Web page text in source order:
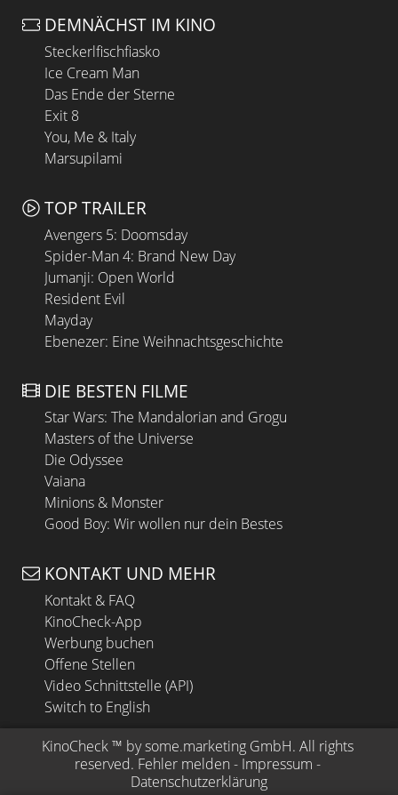
DEMNÄCHST IM KINO
Steckerlfischfiasko
Ice Cream Man
Das Ende der Sterne
Exit 8
You, Me & Italy
Marsupilami
TOP TRAILER
Avengers 5: Doomsday
Spider-Man 4: Brand New Day
Jumanji: Open World
Resident Evil
Mayday
Ebenezer: Eine Weihnachtsgeschichte
DIE BESTEN FILME
Star Wars: The Mandalorian and Grogu
Masters of the Universe
Die Odyssee
Vaiana
Minions & Monster
Good Boy: Wir wollen nur dein Bestes
KONTAKT UND MEHR
Kontakt & FAQ
KinoCheck-App
Werbung buchen
Offene Stellen
Video Schnittstelle (API)
Switch to English
KinoCheck ™ by some.marketing GmbH. All rights
reserved. Fehler melden - Impressum -
Datenschutzerklärung